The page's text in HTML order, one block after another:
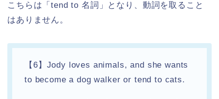
こちらは「tend to 名詞」となり、動詞を取ること
はありません。
【6】Jody loves animals, and she wants
to become a dog walker or tend to cats.